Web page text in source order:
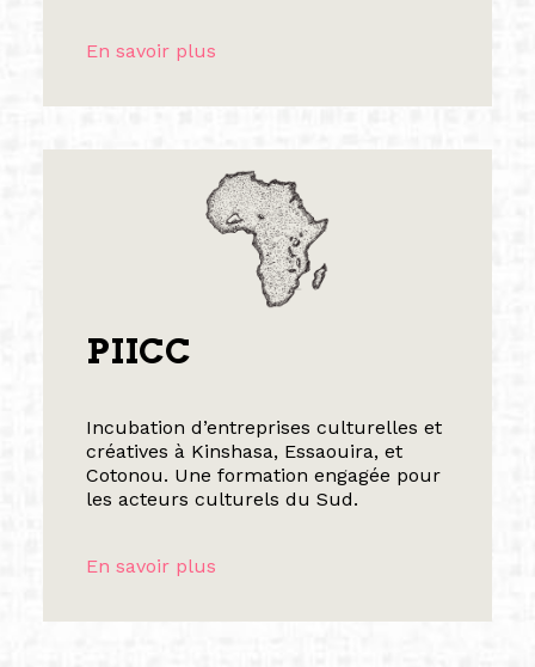
En savoir plus
PIICC
Incubation d’entreprises culturelles et
créatives à Kinshasa, Essaouira, et
Cotonou. Une formation engagée pour
les acteurs culturels du Sud.
En savoir plus